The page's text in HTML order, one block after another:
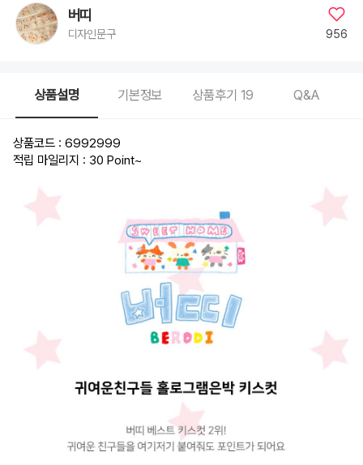
버띠
디자인문구 956
상품설명 기본정보 상품후기 19 Q&A
상품코드 : 6992999
적립 마일리지 : 30 Point~